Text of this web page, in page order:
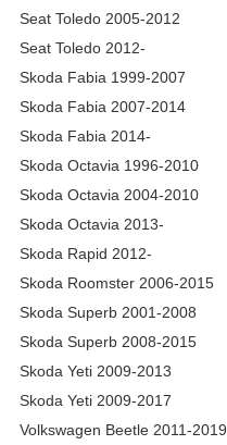
Seat Toledo 2005-2012
Seat Toledo 2012-
Skoda Fabia 1999-2007
Skoda Fabia 2007-2014
Skoda Fabia 2014-
Skoda Octavia 1996-2010
Skoda Octavia 2004-2010
Skoda Octavia 2013-
Skoda Rapid 2012-
Skoda Roomster 2006-2015
Skoda Superb 2001-2008
Skoda Superb 2008-2015
Skoda Yeti 2009-2013
Skoda Yeti 2009-2017
Volkswagen Beetle 2011-2019